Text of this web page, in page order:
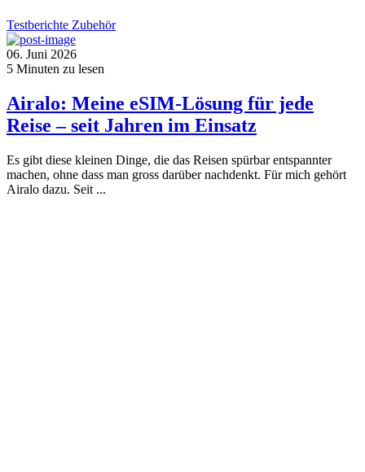
Testberichte Zubehör
06. Juni 2026
5 Minuten zu lesen
Airalo: Meine eSIM-Lösung für jede
Reise – seit Jahren im Einsatz
Es gibt diese kleinen Dinge, die das Reisen spürbar entspannter
machen, ohne dass man gross darüber nachdenkt. Für mich gehört
Airalo dazu. Seit ...